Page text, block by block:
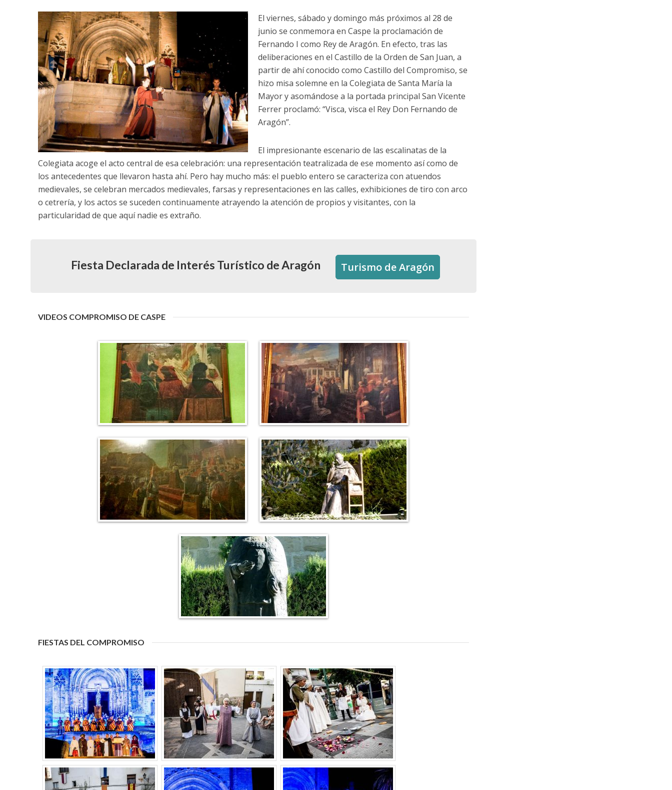
El viernes, sábado y domingo más próximos al 28 de
junio se conmemora en Caspe la proclamación de
Fernando I como Rey de Aragón. En efecto, tras las
deliberaciones en el Castillo de la Orden de San Juan, a
partir de ahí conocido como Castillo del Compromiso, se
hizo misa solemne en la Colegiata de Santa María la
Mayor y asomándose a la portada principal San Vicente
Ferrer proclamó: “Visca, visca el Rey Don Fernando de
Aragón”.
El impresionante escenario de las escalinatas de la
Colegiata acoge el acto central de esa celebración: una representación teatralizada de ese momento así como de
los antecedentes que llevaron hasta ahí. Pero hay mucho más: el pueblo entero se caracteriza con atuendos
medievales, se celebran mercados medievales, farsas y representaciones en las calles, exhibiciones de tiro con arco
o cetrería, y los actos se suceden continuamente atrayendo la atención de propios y visitantes, con la
particularidad de que aquí nadie es extraño.
Fiesta Declarada de Interés Turístico de Aragón Turismo de Aragón
VIDEOS COMPROMISO DE CASPE
FIESTAS DEL COMPROMISO